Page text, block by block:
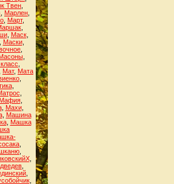
Твен
Марлен
Март,
, Маск,
Маски,
,
Мат, Мата
,
,
Мафия,
, Махи,
, Машина
, Машка
,
,